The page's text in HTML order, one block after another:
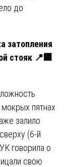
до
затопления
стояк 📍🏢
мокрых пятнах
залило
(6-й
говорила о
свою